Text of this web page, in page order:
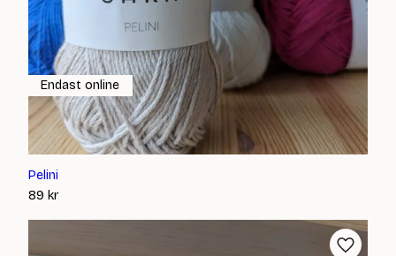
Pelini
89 kr
Endast online